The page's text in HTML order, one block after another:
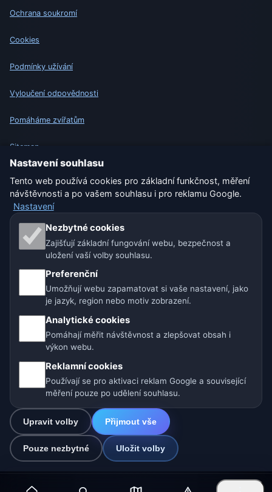
Ochrana soukromí
Cookies
Podmínky užívání
Vyloučení odpovědnosti
Pomáháme zvířatům
Sitemap
Nastavení
Naše weby o počasí:
🇨🇿 Česko 🇭🇷 Chorvatsko 🇧🇬 Bulharsko
🇩🇪🇦🇹🇨🇭 Německo / Rakousko / Švýcarsko
🌎 Latinská Amerika a Španělsko
🇮🇳 Jižní a jihovýchodní Asie
Provozovatel: Spolek Minizoo.cz z.s. | IČO: 21135550 |
info@pocasi.online
© 2026 Počasí Online · Meteorologická data: MET Norway · Open-
Meteo. Výstrahy počasí: ČHMÚ.
Nastavení souhlasu
Tento web používá cookies pro základní funkčnost, měření
návštěvnosti a po vašem souhlasu i pro reklamu Google.
Nastavení
Nezbytné cookies
Zajišťují základní fungování webu, bezpečnost a
uložení vaší volby souhlasu.
Preferenční
Umožňují webu zapamatovat si vaše nastavení, jako
je jazyk, region nebo motiv zobrazení.
Analytické cookies
Pomáhají měřit návštěvnost a zlepšovat obsah i
výkon webu.
Reklamní cookies
Používají se pro aktivaci reklam Google a související
měření pouze po udělení souhlasu.
Upravit volby Přijmout vše
Pouze nezbytné Uložit volby